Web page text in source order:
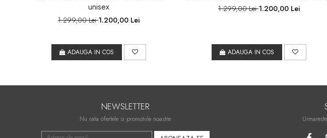
unisex
1.299,00 Lei1.200,00 Lei
ADAUGA IN COS
1.299,00 Lei1.200,00 Lei
ADAUGA IN COS
NEWSLETTER
Nu rata ofertele si promotiile noastre